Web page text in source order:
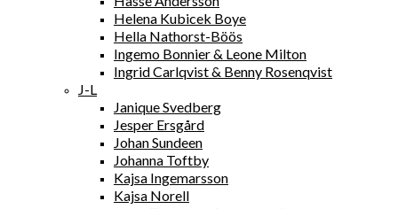
Helena Kubicek Boye
Hella Nathorst-Böös
Ingemo Bonnier & Leone Milton
Ingrid Carlqvist & Benny Rosenqvist
J-L
Janique Svedberg
Jesper Ersgård
Johan Sundeen
Johanna Toftby
Kajsa Ingemarsson
Kajsa Norell